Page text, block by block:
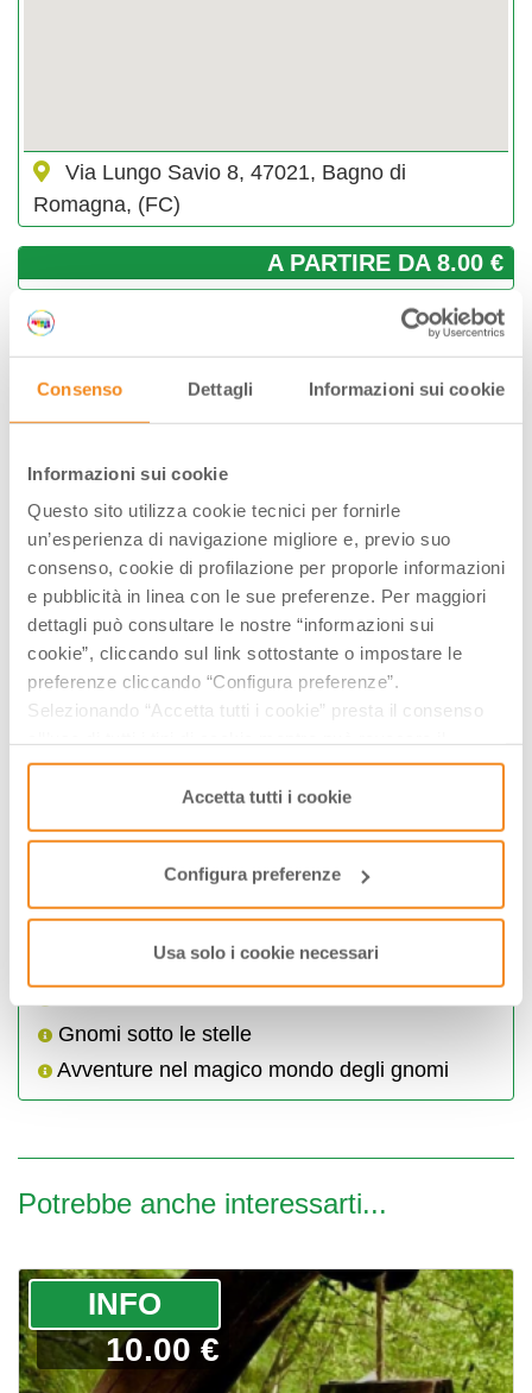
Consenso Dettagli Informazioni sui cookie
Informazioni sui cookie
Questo sito utilizza cookie tecnici per fornirle
un’esperienza di navigazione migliore e, previo suo
consenso, cookie di profilazione per proporle informazioni
e pubblicità in linea con le sue preferenze. Per maggiori
dettagli può consultare le nostre “informazioni sui
cookie”, cliccando sul link sottostante o impostare le
preferenze cliccando “Configura preferenze”.
Selezionando “Accetta tutti i cookie” presta il consenso
consenso cliccando su “Usa solo i cookie necessari” e
saranno attivati i soli cookie tecnici necessari al corretto
funzionamento del sito.
Accetta tutti i cookie
Configura preferenze
Usa solo i cookie necessari
Via Lungo Savio 8, 47021, Bagno di
Romagna, (FC)
A PARTIRE DA 8.00 €
GIORNI & ORARI
Giugno-2026
08
09 10
15
16 17 18 19 20
22
23 24 25 26 27
28
29
30 01 02 03 04
05
06
07 08 09 10 11 12
Visualizza gli orari nei giorni evidenziati cliccandovi sopra
Sentiero degli Gnomi
+39 0543 911046
Via Lungosavio 8, 47021, Bagno di Romagna,
(FC)
ilsentierodeglignomi@gmail.com
Il Sentiero degli Gnomi propone anche
Gnomi sotto le stelle
Avventure nel magico mondo degli gnomi
Potrebbe anche interessarti...
­INFO
10.00 €